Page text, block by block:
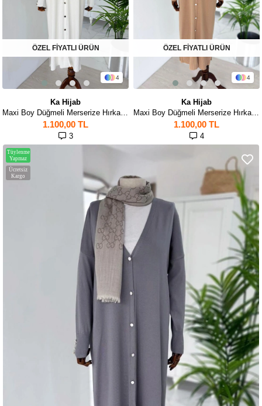
4
Ka Hijab
Maxi Boy Düğmeli Merserize Hırka - Beyaz
3
1.100,00 TL
ÖZEL FİYATLI ÜRÜN
4
Ka Hijab
Maxi Boy Düğmeli Merserize Hırka - Sütlü Kahve
4
1.100,00 TL
ÖZEL FİYATLI ÜRÜN
Ücretsiz
Kargo
Tüylenme
Yapmaz